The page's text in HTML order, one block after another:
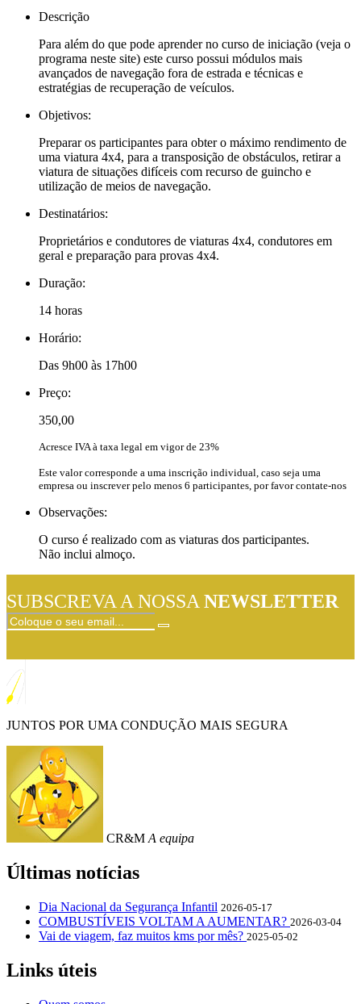
Descrição
Para além do que pode aprender no curso de iniciação (veja o
programa neste site) este curso possui módulos mais
avançados de navegação fora de estrada e técnicas e
estratégias de recuperação de veículos.
Objetivos:
Preparar os participantes para obter o máximo rendimento de
uma viatura 4x4, para a transposição de obstáculos, retirar a
viatura de situações difíceis com recurso de guincho e
utilização de meios de navegação.
Destinatários:
Proprietários e condutores de viaturas 4x4, condutores em
geral e preparação para provas 4x4.
Duração:
14 horas
Horário:
Das 9h00 às 17h00
Preço:
350,00
Acresce IVA à taxa legal em vigor de 23%
Este valor corresponde a uma inscrição individual, caso seja uma
empresa ou inscrever pelo menos 6 participantes, por favor contate-nos
Observações:
O curso é realizado com as viaturas dos participantes.
Não inclui almoço.
SUBSCREVA A NOSSANEWSLETTER
JUNTOS POR UMA CONDUÇÃO MAIS SEGURA
CR&M A equipa
Últimas notícias
Dia Nacional da Segurança Infantil 2026-05-17
COMBUSTÍVEIS VOLTAM A AUMENTAR? 2026-03-04
Vai de viagem, faz muitos kms por mês? 2025-05-02
Links úteis